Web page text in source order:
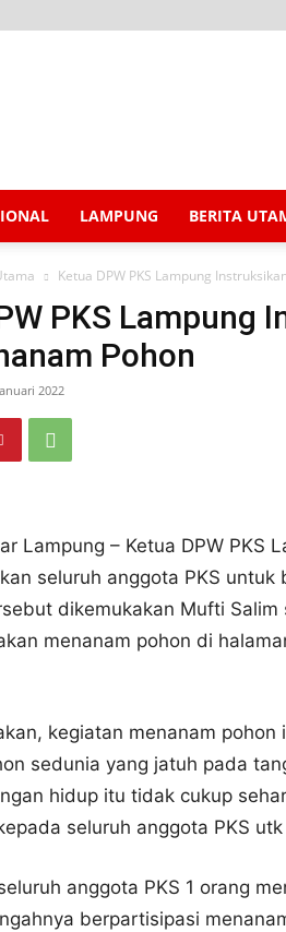
LAMPUNG BERITA
Ketua DPW PKS Lampung
PKS Lampung
Pohon
2022
Lampung – Ketua DPW PKS
seluruh anggota PKS
dikemukakan Mufti
menanam pohon di
kegiatan menanam pohon
sedunia yang jatuh pada
hidup itu tidak cukup
seluruh anggota PKS
anggota PKS 1 orang
berpartisipasi